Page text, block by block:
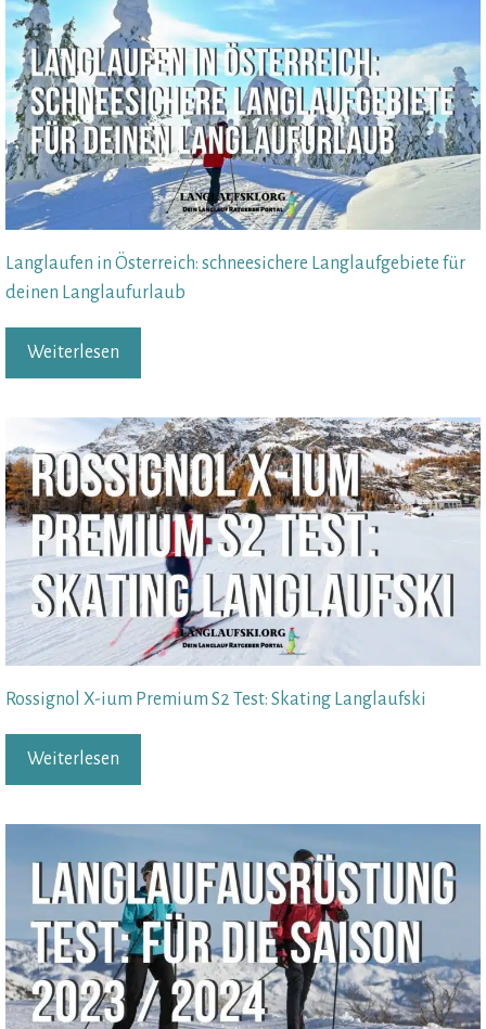
Langlaufen in Österreich: schneesichere Langlaufgebiete für
deinen Langlaufurlaub
Weiterlesen
Rossignol X-ium Premium S2 Test: Skating Langlaufski
Weiterlesen